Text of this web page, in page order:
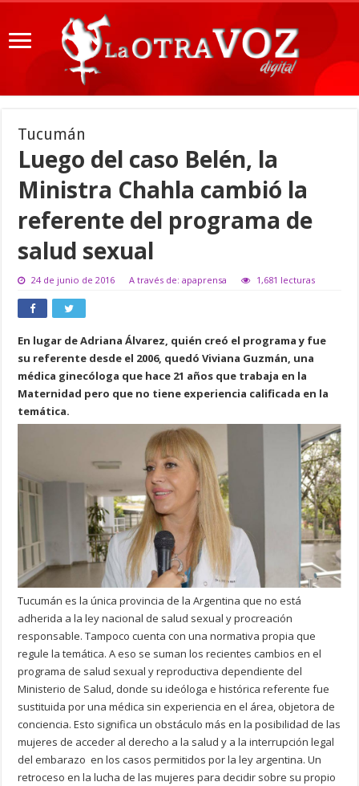
Tucumán
Luego del caso Belén, la
Ministra Chahla cambió la
referente del programa de
salud sexual
24 de junio de 2016 A través de: apaprensa 1,681 lecturas
En lugar de Adriana Álvarez, quién creó el programa y fue
su referente desde el 2006, quedó Viviana Guzmán, una
médica ginecóloga que hace 21 años que trabaja en la
Maternidad pero que no tiene experiencia calificada en la
temática.
Tucumán es la única provincia de la Argentina que no está
adherida a la ley nacional de salud sexual y procreación
responsable. Tampoco cuenta con una normativa propia que
regule la temática. A eso se suman los recientes cambios en el
programa de salud sexual y reproductiva dependiente del
Ministerio de Salud, donde su ideóloga e histórica referente fue
sustituida por una médica sin experiencia en el área, objetora de
conciencia. Esto significa un obstáculo más en la posibilidad de las
mujeres de acceder al derecho a la salud y a la interrupción legal
del embarazo en los casos permitidos por la ley argentina. Un
retroceso en la lucha de las mujeres para decidir sobre su propio